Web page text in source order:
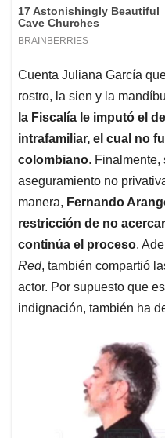
Cuenta Juliana García
rostro, la sien y la
la Fiscalía le imputó el
intrafamiliar, el cual no
colombiano. Finalmente,
aseguramiento no
manera, Fernando
restricción de no
continúa el proceso.
Red, también compartió
actor. Por supuesto que
indignación, también ha